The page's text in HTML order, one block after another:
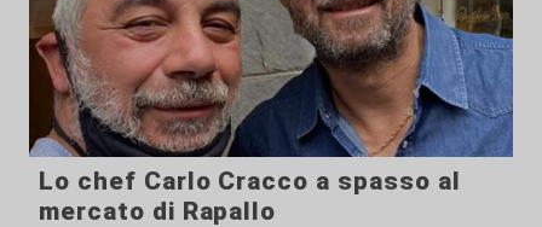
Lo chef Carlo Cracco a spasso al
mercato di Rapallo